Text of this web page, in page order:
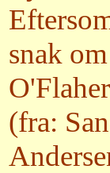
snak
(fra: